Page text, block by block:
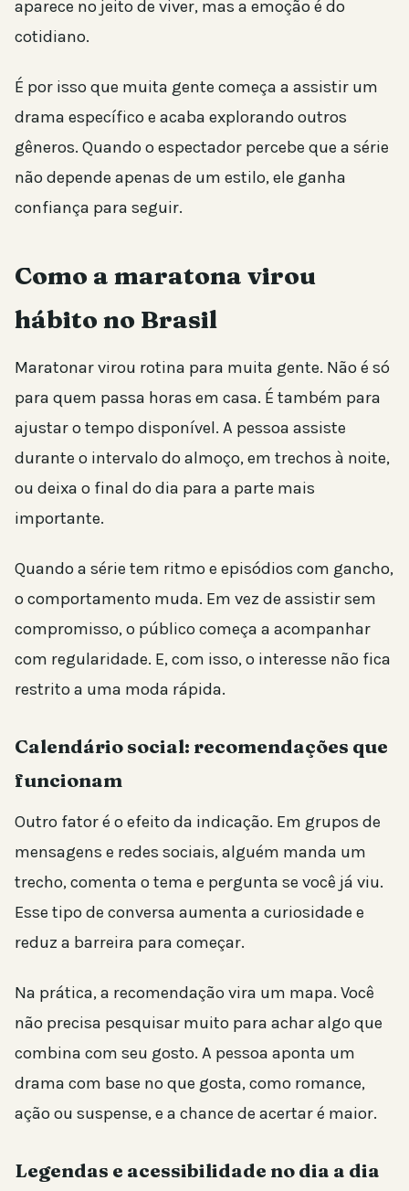
aparece no jeito de viver, mas a emoção é do
cotidiano.
É por isso que muita gente começa a assistir um
drama específico e acaba explorando outros
gêneros. Quando o espectador percebe que a série
não depende apenas de um estilo, ele ganha
confiança para seguir.
Como a maratona virou
hábito no Brasil
Maratonar virou rotina para muita gente. Não é só
para quem passa horas em casa. É também para
ajustar o tempo disponível. A pessoa assiste
durante o intervalo do almoço, em trechos à noite,
ou deixa o final do dia para a parte mais
importante.
Quando a série tem ritmo e episódios com gancho,
o comportamento muda. Em vez de assistir sem
compromisso, o público começa a acompanhar
com regularidade. E, com isso, o interesse não fica
restrito a uma moda rápida.
Calendário social: recomendações que
funcionam
Outro fator é o efeito da indicação. Em grupos de
mensagens e redes sociais, alguém manda um
trecho, comenta o tema e pergunta se você já viu.
Esse tipo de conversa aumenta a curiosidade e
reduz a barreira para começar.
Na prática, a recomendação vira um mapa. Você
não precisa pesquisar muito para achar algo que
combina com seu gosto. A pessoa aponta um
drama com base no que gosta, como romance,
ação ou suspense, e a chance de acertar é maior.
Legendas e acessibilidade no dia a dia